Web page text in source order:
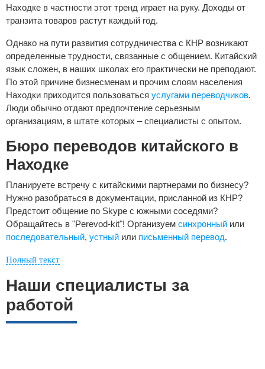
Находке в частности этот тренд играет на руку. Доходы от
транзита товаров растут каждый год.
Однако на пути развития сотрудничества с КНР возникают
определенные трудности, связанные с общением. Китайский
язык сложен, в наших школах его практически не преподают.
По этой причине бизнесменам и прочим слоям населения
Находки приходится пользоваться услугами переводчиков.
Люди обычно отдают предпочтение серьезным
организациям, в штате которых – специалисты с опытом.
Бюро переводов китайского в
Находке
Планируете встречу с китайскими партнерами по бизнесу?
Нужно разобраться в документации, присланной из КНР?
Предстоит общение по Skype с южными соседями?
Обращайтесь в "Perevod-kit"! Организуем синхронный или
последовательный, устный или письменный перевод.
Полный текст
Наши специалисты за
работой